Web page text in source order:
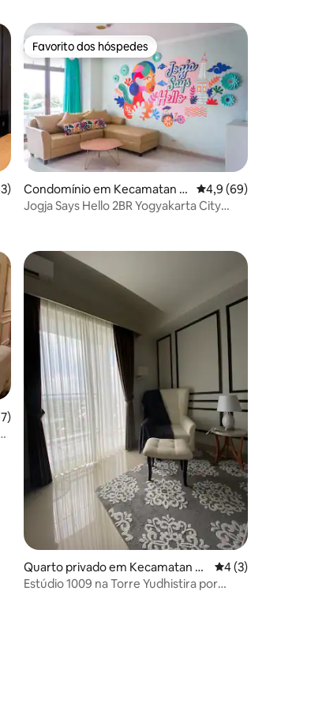
média de 4,88 em 5 estrelas, 43avaliações
Favorito dos hóspedes
Favorito dos hóspedes
Condomínio em Kecamatan D
epok
Classificação média
4,9 (69)
Jogja Says Hello 2BR Yogyakarta City
média de 4,65 em 5 estrelas, 17avaliações
Quarto privado em Kecamatan N
gaglik
Classificação
4 (3)
Estúdio 1009 na Torre Yudhistira por